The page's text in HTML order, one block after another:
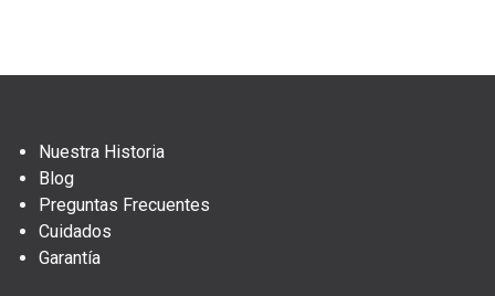
Nuestra Historia
Blog
Preguntas Frecuentes
Cuidados
Garantía